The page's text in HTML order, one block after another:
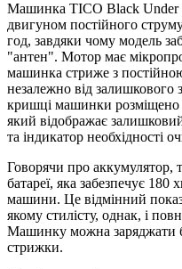
Машинка TICO Black Under
двигуном постійного
год, завдяки чому модель
"антен". Мотор має
машинка стриже з
незалежно від залишкового
кришці машинки
який відображає
та індикатор необхідності
Говорячи про аккумулятор,
батареї, яка забезпечує
машини. Це відмінний
якому стилісту, однак, і
Машинку можна заряджати
стрижки.